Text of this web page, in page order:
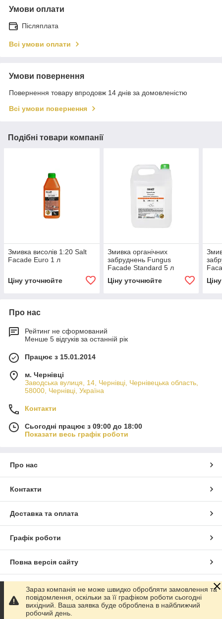
Умови оплати
Післяплата
Всі умови оплати
Умови повернення
Повернення товару впродовж 14 днів за домовленістю
Всі умови повернення
Подібні товари компанії
Змивка висолів 1:20 Salt
Facade Euro 1 л
Ціну уточнюйте
Змивка органічних
забруднень Fungus
Facade Standard 5 л
Ціну уточнюйте
Про нас
Рейтинг не сформований
Менше 5 відгуків за останній рік
Працює з 15.01.2014
м. Чернівці
Заводська вулиця, 14, Чернівці, Чернівецька область,
58000, Чернівці, Україна
Контакти
Сьогодні працює з 09:00 до 18:00
Показати весь графік роботи
Про нас
Контакти
Доставка та оплата
Графік роботи
Повна версія сайту
Сайт створено на маркетплейсіProm.ua
Політика конфіденційності
Зараз компанія не може швидко обробляти замовлення та
повідомлення, оскільки за її графіком роботи сьогодні
вихідний. Ваша заявка буде оброблена в найближчий
робочий день.